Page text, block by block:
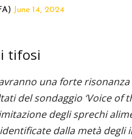
June 14, 2024
tifosi
una forte
del sondaggio ‘Voice of
degli sprechi
dalla metà